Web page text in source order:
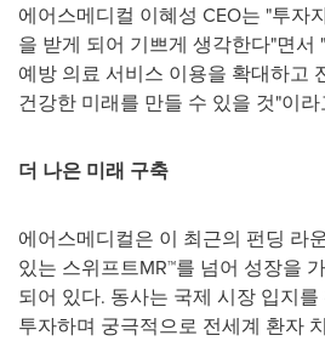
에어스메디컬 이혜성 CEO는 "투자
을 받게 되어 기쁘게 생각한다"면서
예방 의료 서비스 이용을 확대하고
건강한 미래를 만들 수 있을 것"이
더 나은 미래 구축
에어스메디컬은 이 최근의 펀딩 라
있는 스위프트MR™를 넘어 성장을
되어 있다. 동사는 국제 시장 입지
투자하며 궁극적으로 전세계 환자